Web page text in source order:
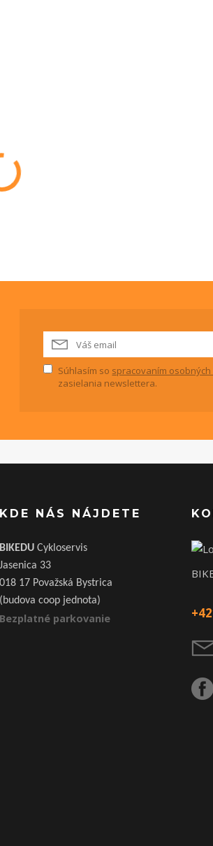
Súhlasím so spracovaním
zasielania newslettera.
KDE NÁS NÁJDETE
BIKEDU Cykloservis
Jasenica 33
018 17 Považská Bystrica
(budova coop jednota)
Bezplatné parkovanie